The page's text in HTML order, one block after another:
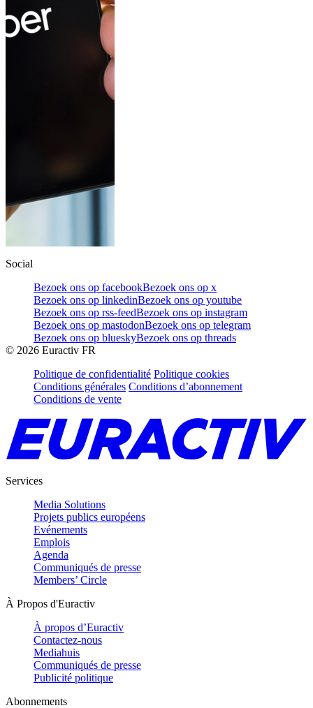
Social
Bezoek ons op facebookBezoek ons op x
Bezoek ons op linkedinBezoek ons op youtube
Bezoek ons op rss-feedBezoek ons op instagram
Bezoek ons op mastodonBezoek ons op telegram
Bezoek ons op blueskyBezoek ons op threads
© 2026 Euractiv FR
Politique de confidentialité Politique cookies
Conditions générales Conditions d’abonnement
Conditions de vente
Services
Media Solutions
Projets publics européens
Evénements
Emplois
Agenda
Communiqués de presse
Members’ Circle
À Propos d'Euractiv
À propos d’Euractiv
Contactez-nous
Mediahuis
Communiqués de presse
Publicité politique
Abonnements